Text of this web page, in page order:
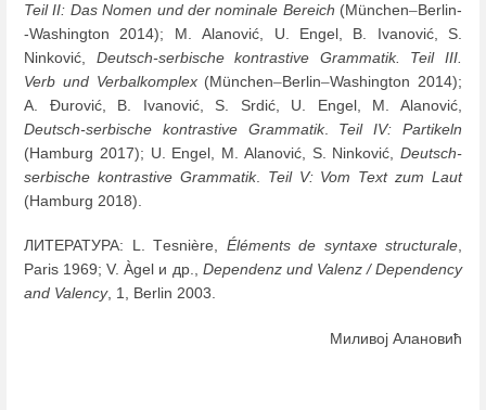
Teil II: Das Nomen und der nominale Bereich (München–Berlin-
-Washington 2014); М. Alanović, U. Engel, B. Ivanović, S.
Ninković, Deutsch-serbische kontrastive Grammatik. Teil III.
Verb und Verbalkomplex(München–Berlin–Washington 2014);
А. Ðurović, B. Ivanović, S. Srdić, U. Engel, M. Alanović,
Deutsch-serbische kontrastive Grammatik. Teil IV: Partikeln
(Hamburg 2017); U. Engel, M. Alanović, S. Ninković, Deutsch-
serbische kontrastive Grammatik. Teil V: Vom Text zum Laut
(Hamburg 2018).
ЛИТЕРАТУРА: L. Тesnière, Éléments de syntaxe structurale,
Paris 1969; V. Àgel и др., Dependenz und Valenz / Dependency
and Valency, 1, Berlin 2003.
Миливој Алановић